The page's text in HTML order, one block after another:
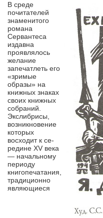
В среде
почитателей
знаменитого
романа
Сервантеса
издавна
проявлялось
желание
запечатлеть его
«зримые
образы» на
книжных знаках
своих книжных
собраний.
Экслибрисы,
возникновение
которых
восходит к се­
редине XV века
— начальному
периоду
книгопечатания,
традиционно
являющиеся